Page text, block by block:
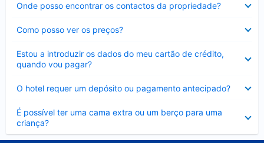
Onde posso encontrar os contactos da propriedade?
fechado
Como posso ver os preços?
fechado
Estou a introduzir os dados do meu cartão de crédito,
quando vou pagar?
fechado
O hotel requer um depósito ou pagamento antecipado?
fechado
É possível ter uma cama extra ou um berço para uma
criança?
Elemento
fechado